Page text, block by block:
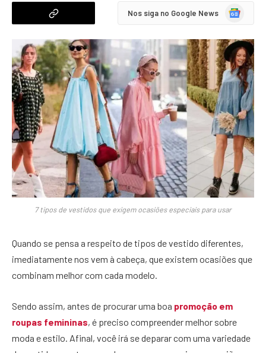
Nos siga no Google News
Google
7 tipos de vestidos que exigem ocasiões especiais para usar
Quando se pensa a respeito de tipos de vestido diferentes,
imediatamente nos vem à cabeça, que existem ocasiões que
combinam melhor com cada modelo.
Sendo assim, antes de procurar uma boa promoção em
roupas femininas, é preciso compreender melhor sobre
moda e estilo. Afinal, você irá se deparar com uma variedade